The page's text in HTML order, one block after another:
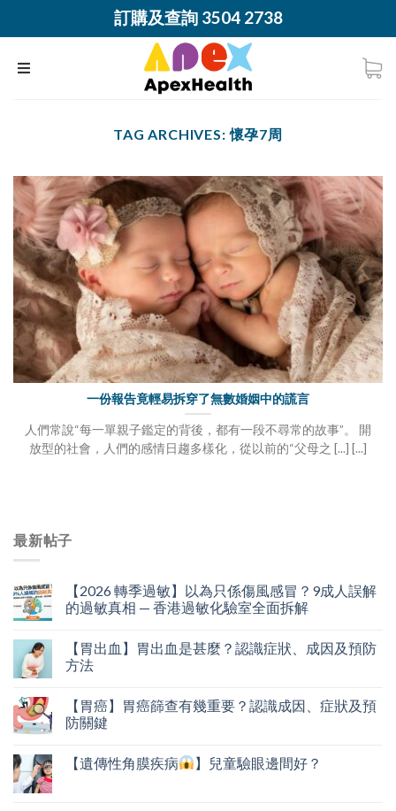
訂購及查詢 3504 2738
TAG ARCHIVES:懷孕7周
一份報告竟輕易拆穿了無數婚姻中的謊言
人們常說“每一單親子鑑定的背後，都有一段不尋常的故事”。 開
放型的社會，人們的感情日趨多樣化，從以前的“父母之 [...] [...]
最新帖子
【2026 轉季過敏】以為只係傷風感冒？9成人誤解
的過敏真相 — 香港過敏化驗室全面拆解
【胃出血】​胃出血是甚麼？認識症狀、成因及預防
方法
【胃癌】​胃癌篩查有幾重要？認識成因、症狀及預
防關鍵
【遺傳性角膜疾病 】兒童驗眼邊間好？